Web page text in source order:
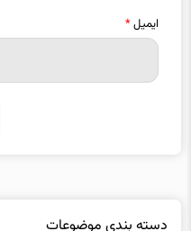
ایمیل*
دسته بندی موضوعات